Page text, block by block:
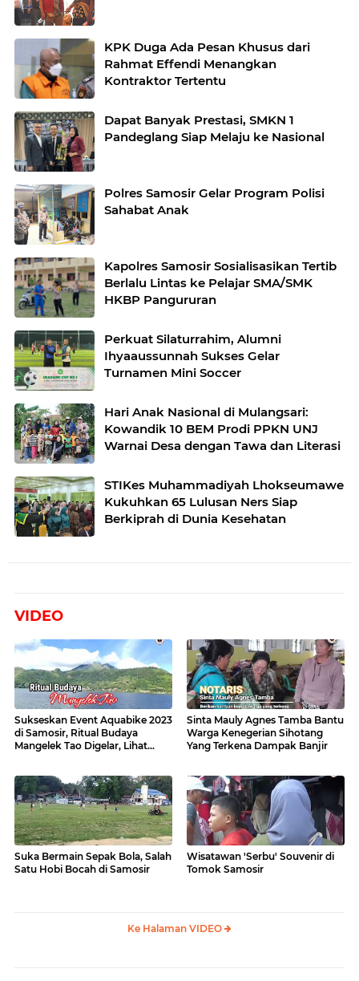
KPK Duga Ada Pesan Khusus dari
Rahmat Effendi Menangkan
Kontraktor Tertentu
Dapat Banyak Prestasi, SMKN 1
Pandeglang Siap Melaju ke Nasional
Polres Samosir Gelar Program Polisi
Sahabat Anak
Kapolres Samosir Sosialisasikan Tertib
Berlalu Lintas ke Pelajar SMA/SMK
HKBP Pangururan
Perkuat Silaturrahim, Alumni
Ihyaaussunnah Sukses Gelar
Turnamen Mini Soccer
Hari Anak Nasional di Mulangsari:
Kowandik 10 BEM Prodi PPKN UNJ
Warnai Desa dengan Tawa dan Literasi
STIKes Muhammadiyah Lhokseumawe
Kukuhkan 65 Lulusan Ners Siap
Berkiprah di Dunia Kesehatan
VIDEO
Sukseskan Event Aquabike 2023
di Samosir, Ritual Budaya
Mangelek Tao Digelar, Lihat
Sinta Mauly Agnes Tamba Bantu
Warga Kenegerian Sihotang
Yang Terkena Dampak Banjir
Suka Bermain Sepak Bola, Salah
Satu Hobi Bocah di Samosir
Wisatawan 'Serbu' Souvenir di
Tomok Samosir
Ke Halaman VIDEO